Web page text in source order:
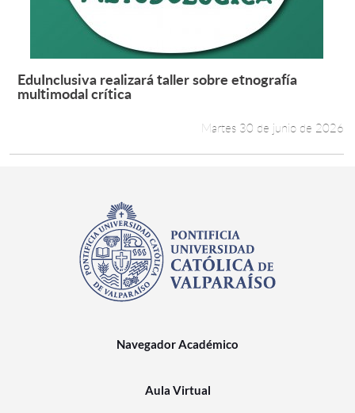
Leer más +
EduInclusiva realizará taller sobre etnografía
multimodal crítica
Martes 30 de junio de 2026
Navegador Académico
Aula Virtual